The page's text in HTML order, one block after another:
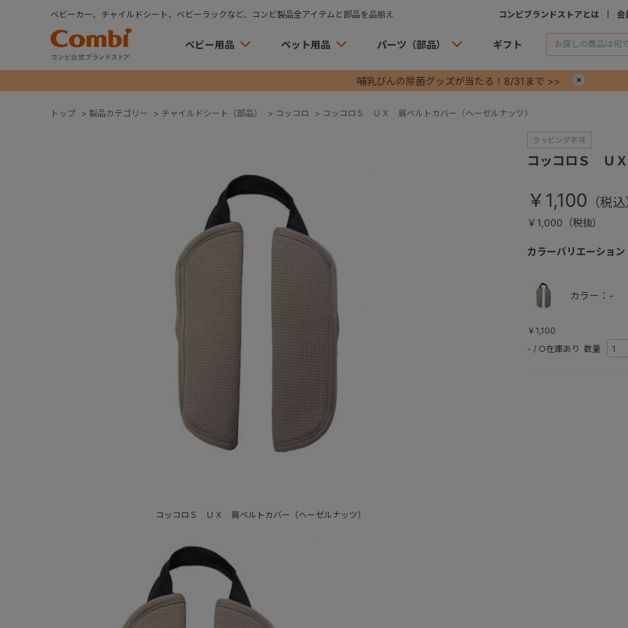
ベビーカー、チャイルドシート、ベビーラックなど、コンビ製品全アイテムと部品を品揃え コンビブランドストアとは 会
ベビー用品 ペット用品 パーツ（部品） ギフト
哺乳びんの除菌グッズが当たる！8/31まで >>
トップ > 製品カテゴリー > チャイルドシート（部品） > コッコロ > コッコロＳ ＵＸ 肩ベルトカバー（ヘーゼルナッツ）
コッコロＳ ＵＸ 肩ベルトカバー（ヘーゼルナッツ）
コッコロＳ ＵＸ
￥1,100
￥1,000（税抜）
カラーバリエーション
カラー：-
￥1,100
- / ○在庫あり 数量